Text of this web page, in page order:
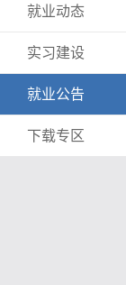
就业动态
实习建设
就业公告
下载专区